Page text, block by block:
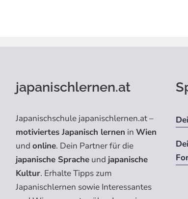
japanischlernen.at
Japanischschule japanischlernen.at –
motiviertes Japanisch lernen in Wien
und online. Dein Partner für die
japanische Spracheund japanische
Kultur. Erhalte Tipps zum
Japanischlernen sowie Interessantes